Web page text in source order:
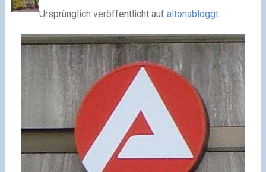
Ursprünglich veröffentlicht auf altonabloggt: